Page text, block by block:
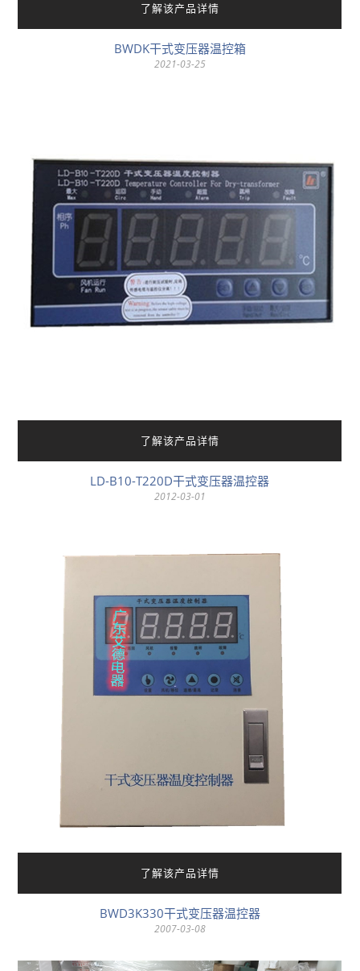
了解该产品详情
BWDK干式变压器温控箱
2021-03-25
了解该产品详情
LD-B10-T220D干式变压器温控器
2012-03-01
了解该产品详情
BWD3K330干式变压器温控器
2007-03-08